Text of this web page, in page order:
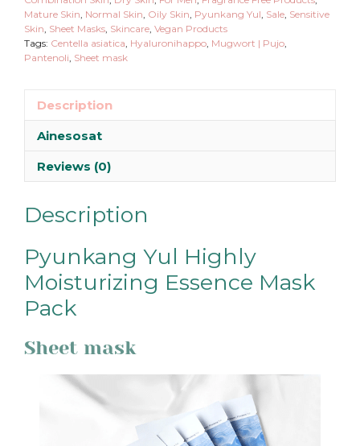
Mature Skin, Normal Skin, Oily Skin, Pyunkang Yul, Sale, Sensitive
Skin, Sheet Masks, Skincare, Vegan Products
Tags: Centella asiatica, Hyaluronihappo, Mugwort | Pujo,
Pantenoli, Sheet mask
Description
Ainesosat
Reviews (0)
Description
Pyunkang Yul Highly
Moisturizing Essence Mask
Pack
Sheet mask